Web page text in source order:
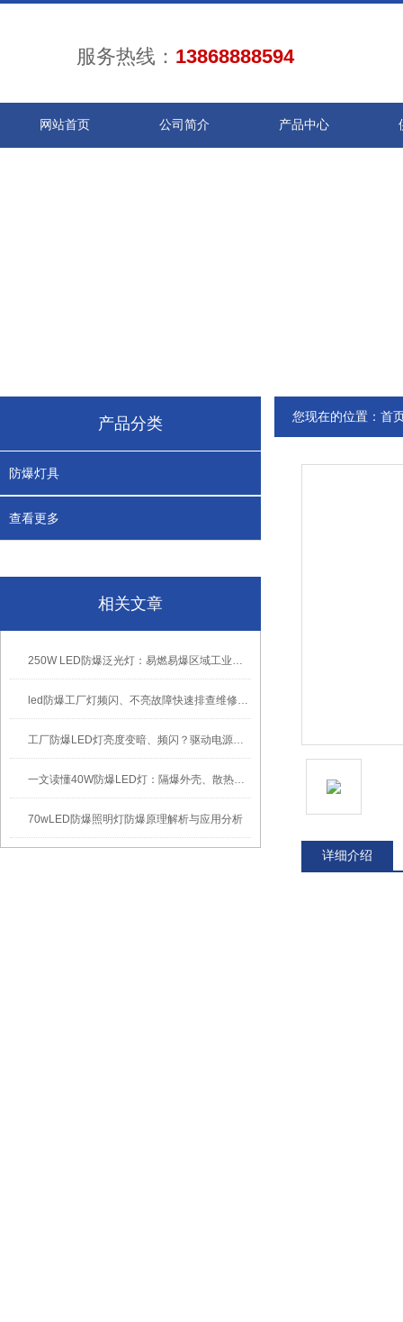
服务热线： 13868888594
网站首页 公司简介 产品中心
产品分类
防爆灯具
查看更多
相关文章
250W LED防爆泛光灯：易燃易爆区域工业固定照明装置
led防爆工厂灯频闪、不亮故障快速排查维修方法
工厂防爆LED灯亮度变暗、频闪？驱动电源故障检修方法
一文读懂40W防爆LED灯：隔爆外壳、散热、防爆认证原理
70wLED防爆照明灯防爆原理解析与应用分析
您现在的位置： 首
详细介绍